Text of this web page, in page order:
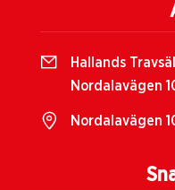
Hallands
Nordalavägen
Nordalavägen